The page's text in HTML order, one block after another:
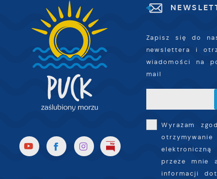
Zapisz się do
newslettera i
wiadomości na
mail
Wyrażam
otrzymywanie
elektroniczną
przeze mnie
informacji